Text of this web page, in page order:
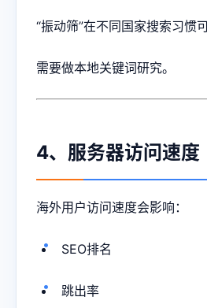
“振动筛”在不同国家搜索习惯
需要做本地关键词研究。
4、服务器访问速度
海外用户访问速度会影响：
SEO排名
跳出率